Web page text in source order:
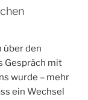
über den
Gespräch mit
wurde – mehr
ein Wechsel